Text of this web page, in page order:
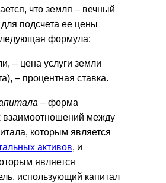
что земля – вечный
подсчета ее цены
формула:
– цена услуги земли
– процентная ставка.
– форма
взаимоотношений между
которым является
активов, и
является
использующий капитал